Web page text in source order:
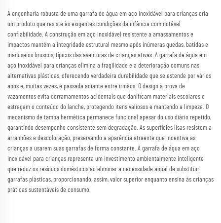
A engenharia robusta de uma garrafa de água em aço inoxidável para crianças cria
um produto que resiste às exigentes condições da infância com notável
confiabilidade. A construção em aço inoxidável resistente a amassamentos e
impactos mantém a integridade estrutural mesmo após inúmeras quedas, batidas e
manuseios bruscos, típicos das aventuras de crianças ativas. A garrafa de água em
aço inoxidável para crianças elimina a fragilidade e a deterioração comuns nas
alternativas plásticas, oferecendo verdadeira durabilidade que se estende por vários
anos e, muitas vezes, é passada adiante entre irmãos. O design à prova de
vazamentos evita derramamentos acidentais que danificam materiais escolares e
estragam o conteúdo do lanche, protegendo itens valiosos e mantendo a limpeza. O
mecanismo de tampa hermética permanece funcional apesar do uso diário repetido,
garantindo desempenho consistente sem degradação. As superfícies lisas resistem a
arranhões e descoloração, preservando a aparência atraente que incentiva as
crianças a usarem suas garrafas de forma constante. A garrafa de água em aço
inoxidável para crianças representa um investimento ambientalmente inteligente
que reduz os resíduos domésticos ao eliminar a necessidade anual de substituir
garrafas plásticas, proporcionando, assim, valor superior enquanto ensina às crianças
práticas sustentáveis de consumo.